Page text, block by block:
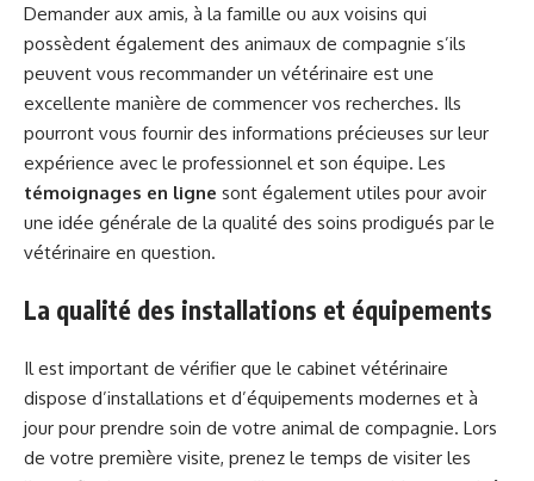
Demander aux amis, à la famille ou aux voisins qui
possèdent également des animaux de compagnie s’ils
peuvent vous recommander un vétérinaire est une
excellente manière de commencer vos recherches. Ils
pourront vous fournir des informations précieuses sur leur
expérience avec le professionnel et son équipe. Les
témoignages en ligne sont également utiles pour avoir
une idée générale de la qualité des soins prodigués par le
vétérinaire en question.
La qualité des installations et équipements
Il est important de vérifier que le cabinet vétérinaire
dispose d’installations et d’équipements modernes et à
jour pour prendre soin de votre animal de compagnie. Lors
de votre première visite, prenez le temps de visiter les